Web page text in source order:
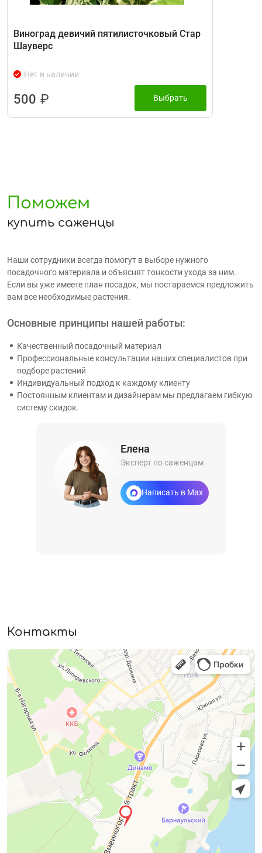
Виноград девичий пятилисточковый Стар
Шауверс
Нет в наличии
500 ₽ Выбрать
Поможем
купить саженцы
Наши сотрудники всегда помогут в выборе нужного
посадочного материала и объяснят тонкости ухода за ним.
Если вы уже имеете план посадок, мы постараемся предложить
вам все необходимые растения.
Основные принципы нашей работы:
Качественный посадочный материал
Профессиональные консультации наших специалистов при
подборе растений
Индивидуальный подход к каждому клиенту
Постоянным клиентам и дизайнерам мы предлагаем гибкую
систему скидок.
Елена
Эксперт по саженцам
Написать в Max
Контакты